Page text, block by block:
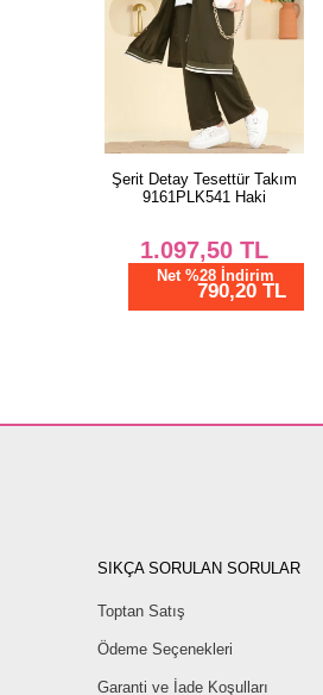
Şerit Detay Tesettür Takım
9161PLK541 Haki
1.097,50TL
Net %28 İndirim
790,20 TL
SIKÇA SORULAN SORULAR
Toptan Satış
Ödeme Seçenekleri
Garanti ve İade Koşulları